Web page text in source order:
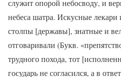
служит опорой небосводу, и
небеса шатра. Искусные лекари
столпы [державы], знатные и
отговаривали (Букв.
трудного похода, тот
государь не согласился, а в